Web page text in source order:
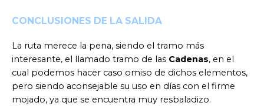
CONCLUSIONES DE LA SALIDA
La ruta merece la pena, siendo el tramo más
interesante, el llamado tramo de las Cadenas, en el
cual podemos hacer caso omiso de dichos elementos,
pero siendo aconsejable su uso en días con el firme
mojado, ya que se encuentra muy resbaladizo.